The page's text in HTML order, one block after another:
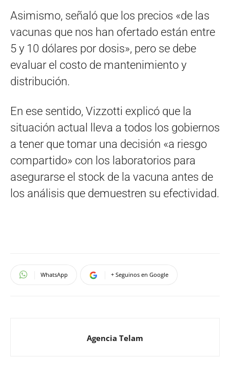
Asimismo, señaló que los precios «de las
vacunas que nos han ofertado están entre
5 y 10 dólares por dosis», pero se debe
evaluar el costo de mantenimiento y
distribución.
En ese sentido, Vizzotti explicó que la
situación actual lleva a todos los gobiernos
a tener que tomar una decisión «a riesgo
compartido» con los laboratorios para
asegurarse el stock de la vacuna antes de
los análisis que demuestren su efectividad.
WhatsApp + Seguinos en Google
Agencia Telam